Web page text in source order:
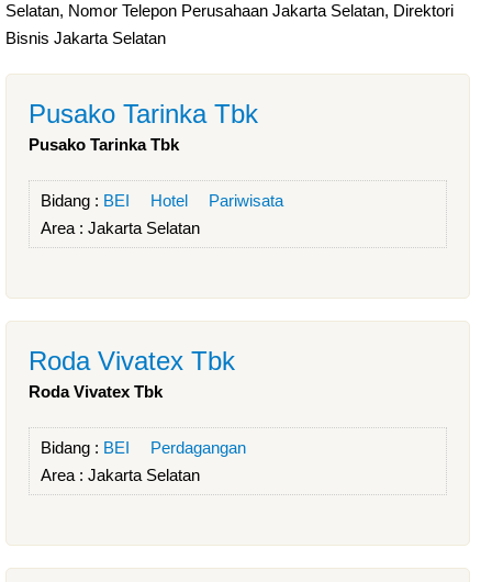
Selatan, Nomor Telepon Perusahaan Jakarta Selatan, Direktori
Bisnis Jakarta Selatan
Pusako Tarinka Tbk
Pusako Tarinka Tbk
Bidang : BEI Hotel
Pariwisata
Area : Jakarta Selatan
Roda Vivatex Tbk
Roda Vivatex Tbk
Bidang : BEI
Perdagangan
Area : Jakarta Selatan